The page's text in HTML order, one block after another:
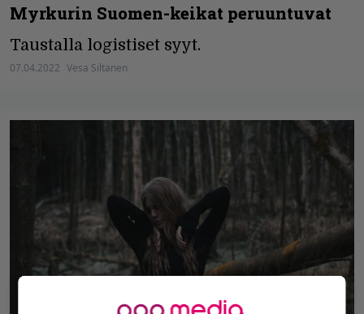
Myrkurin Suomen-keikat peruuntuvat
Taustalla logistiset syyt.
07.04.2022 Vesa Siltanen